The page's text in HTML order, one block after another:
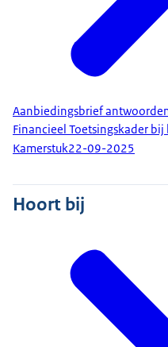
Aanbiedingsbrief
Financieel Toetsingskader
Kamerstuk22-09-2025
Hoort bij